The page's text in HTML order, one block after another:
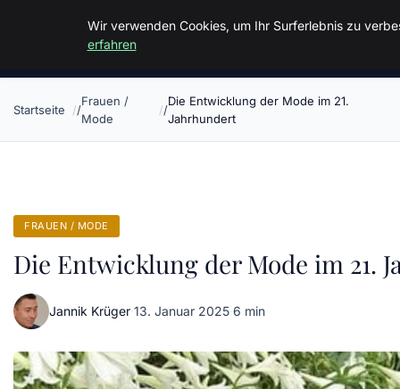
Malzminden
Startseite
Frauen /
Mode
Die Entwicklung der Mode im 21.
Jahrhundert
FRAUEN / MODE
Die Entwicklung der Mode im 21.
Jannik Krüger·13. Januar 2025·6 min
Wir verwenden Cookies, um Ihr Surferlebnis zu
erfahren